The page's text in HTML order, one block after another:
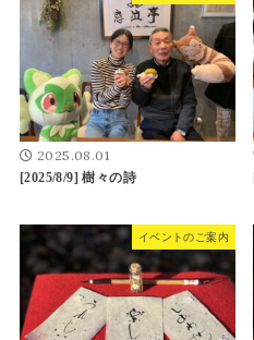
2025.08.01
[2025/8/9] 樹々の詩
イベントのご案内